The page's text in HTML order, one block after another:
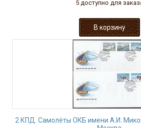
5 доступно для
2 КПД. Самолёты ОКБ имени А.И.